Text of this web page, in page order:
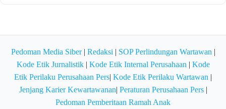
Pedoman Media Siber| Redaksi | SOP Perlindungan Wartawan |
Kode Etik Jurnalistik| Kode Etik Internal Perusahaan | Kode
Etik Perilaku Perusahaan Pers| Kode Etik Perilaku Wartawan |
Jenjang Karier Kewartawanan| Peraturan Perusahaan Pers|
Pedoman Pemberitaan Ramah Anak